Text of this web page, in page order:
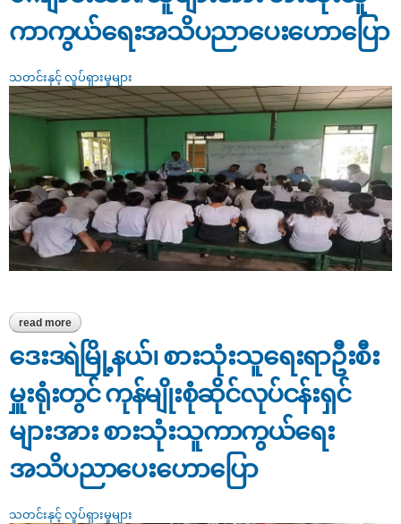
ကာကွယ်ရေးအသိပညာပေးဟောပြော
သတင်းနှင့် လှုပ်ရှားမှုများ
read more about ဖျာပုံခရိုင်၊ တမံ အ.ထ.က(ခွဲ)ရှိ ကျောင်းသား/သူများအား
စားသုံးသူကာကွယ်ရေးအသိပညာပေးဟောပြော
ဒေးဒရဲမြို့နယ်၊ စားသုံးသူရေးရာဦးစီး
မှူးရုံးတွင် ကုန်မျိုးစုံဆိုင်လုပ်ငန်းရှင်
များအား စားသုံးသူကာကွယ်ရေး
အသိပညာပေးဟောပြော
သတင်းနှင့် လှုပ်ရှားမှုများ